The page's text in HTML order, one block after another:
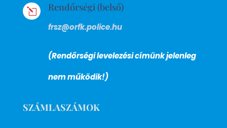
l Rendőrségi (belső)
frsz@orfk.police.hu
(Rendőrségi levelezési címünk jelenleg
nem működik!)
SZÁMLASZÁMOK